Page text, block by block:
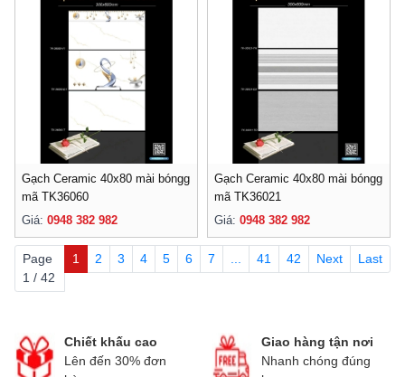
Gạch Ceramic 40x80 mài bóngg
mã TK36060
Giá: 0948 382 982
Gạch Ceramic 40x80 mài bóngg
mã TK36021
Giá: 0948 382 982
Page
1 / 42
1 2 3 4 5 6 7 41 42 Next Last
Chiết khấu cao
Lên đến 30% đơn
Giao hàng tận nơi
Nhanh chóng đúng